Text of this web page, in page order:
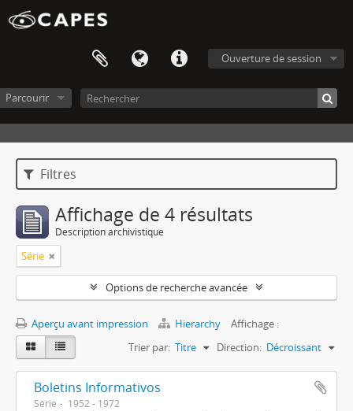
Ouverture de session
Parcourir
Filtres
Affichage de 4 résultats
Description archivistique
Série
Options de recherche avancée
Aperçu avant impression Hierarchy
Affichage :
Trier par: Titre Direction: Décroissant
Boletins Informativos
Série 1952 - 1972